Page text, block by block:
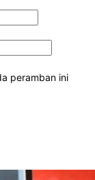
peramban ini